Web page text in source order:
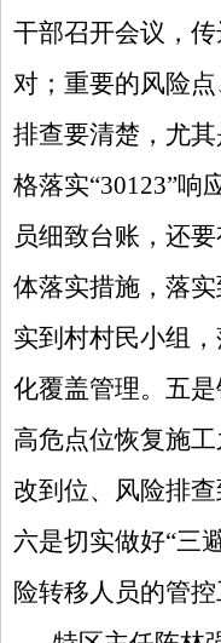
干部召开会议，
对；重要的风险
排查要清楚，尤
格落实“30123”响
员细致台账，还
体落实措施，落
实到村村民小组
化覆盖管理。五
高危点位恢复施
改到位、风险排查
六是切实做好“三
险转移人员的管控